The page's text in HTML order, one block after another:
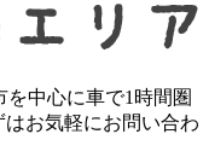
中心に車で1時間圏
お気軽にお問い合わ